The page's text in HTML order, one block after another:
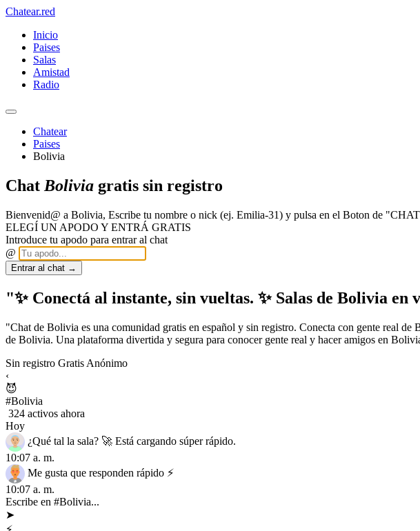
Chatear.red
Inicio
Paises
Salas
Amistad
Radio
Chatear
Paises
Bolivia
Chat Bolivia gratis sin registro
Bienvenid@ a Bolivia, Escribe tu nombre o nick (ej. Emilia-31) y pulsa en el Boton de
ELEGÍ UN APODO Y ENTRÁ GRATIS
Introduce tu apodo para entrar al chat
@
Entrar al chat →
"✨ Conectá al instante, sin vueltas. ✨ Salas de Bolivia en
"Chat de Bolivia es una comunidad gratis en español y sin registro. Conecta con gente real
de Bolivia. Una plataforma divertida y segura para conocer gente real y hacer amigos en
Sin registro Gratis Anónimo
‹
😈
#Bolivia
324 activos ahora
Hoy
¿Qué tal la sala? 🚀 Está cargando súper rápido.
10:07 a. m.
Me gusta que responden rápido ⚡
10:07 a. m.
Escribe en #Bolivia...
➤